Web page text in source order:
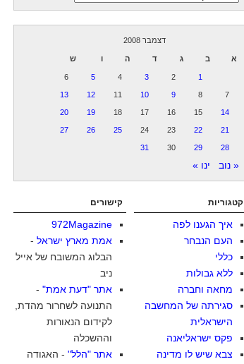
דצמבר 2008
א ב ג ד ה ו ש
1
2
3
4
5
6
7
8
9
10
11
12
13
14
15
16
17
18
19
20
21
22
23
24
25
26
27
28
29
30
31
« נוב ינו »
קטגוריות
איך הגענו לפה
העם הנבחר
כללי
ללא גבולות
מחאה וחברה
סגירתה של המחשבה
הישראלית
פקס ישראליאנה
צבא שיש לו מדינה
קישורים
972Magazine
אמת מארץ ישראל -
הבלוג המשובח של אייל
ניב
אתר "דעת אמת" -
התנועה לשחרור מהדת,
לקידום הנאורות
וההשכלה
אתר "הלל" - האגודה